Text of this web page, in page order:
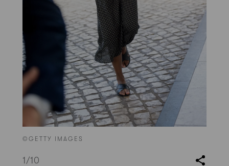
©GETTY IMAGES
1/10